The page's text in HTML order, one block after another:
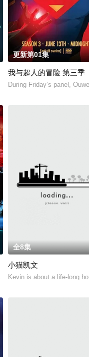
群欲望勃发、可爱、年轻、
新动画剧集《小钱大事》。
更新第01集
我与超人的冒险 第三季
During Friday’s panel,
廷皇帝的统治将要开始之时
全8集
小猫凯文
Kevin is about a life-long